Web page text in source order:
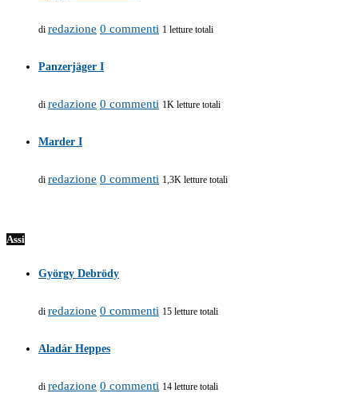
di redazione 0 commenti 1 letture totali
Panzerjäger I
di redazione 0 commenti 1K letture totali
Marder I
di redazione 0 commenti 1,3K letture totali
Assi
György Debrödy
di redazione 0 commenti 15 letture totali
Aladár Heppes
di redazione 0 commenti 14 letture totali